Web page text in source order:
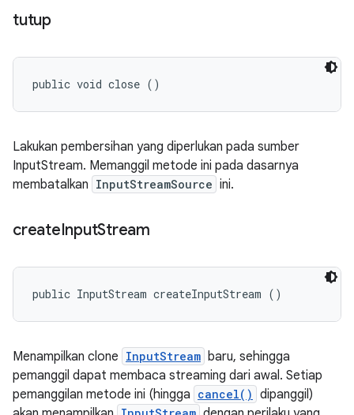
tutup
public void close ()
Lakukan pembersihan yang diperlukan pada sumber
InputStream. Memanggil metode ini pada dasarnya
membatalkan InputStreamSource ini.
createInputStream
public InputStream createInputStream ()
Menampilkan clone InputStream baru, sehingga
pemanggil dapat membaca streaming dari awal. Setiap
pemanggilan metode ini (hingga cancel() dipanggil)